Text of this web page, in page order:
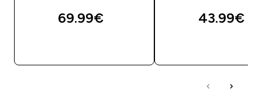
69.99€‎ 43.99€‎